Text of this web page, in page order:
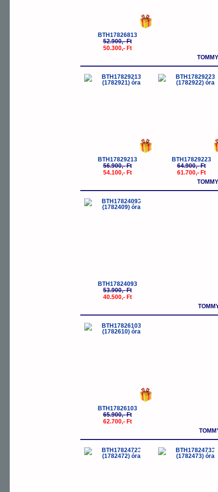
BTH17826813
52.900,- Ft
50.300,- Ft
-5%
BTH17829213
56.900,- Ft
54.100,- Ft
-
BTH17829223
64.900,- Ft
61.700,- Ft
-25%
BTH17824093
53.900,- Ft
40.500,- Ft
-5%
BTH17826103
65.900,- Ft
62.700,- Ft
-10% -